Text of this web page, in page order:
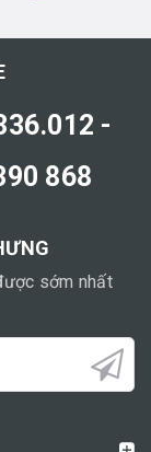
-
868
sớm nhất